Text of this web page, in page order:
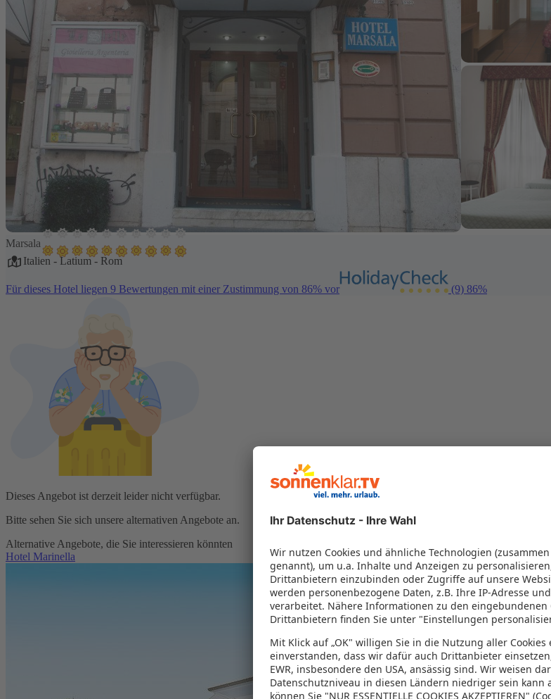
Marsala
Italien - Latium- Rom
Für dieses Hotel liegen 9 Bewertungen mit einer Zustimmung von 86% vor (9) 86%
Dieses Angebot ist derzeit leider nicht verfügbar.
Bitte sehen Sie sich unsere alternativen Angebote an.
Alternative Angebote, die Sie interessieren könnten
Hotel Marinella